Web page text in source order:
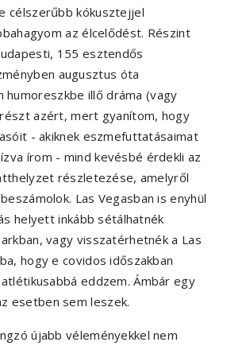
célszerűbb kókusztejjel
az élcelődést. Részint
155 esztendős
augusztus óta
humoreszkbe illő dráma (vagy
azért, mert gyanítom, hogy
- akiknek eszmefuttatásaimat
írom - mind kevésbé érdekli az
részletezése, amelyről
Las Vegasban is enyhül
helyett inkább sétálhatnék
vagy visszatérhetnék a Las
hogy e covidos időszakban
eddzem. Ámbár egy
esetben sem leszek.
újabb véleményekkel nem